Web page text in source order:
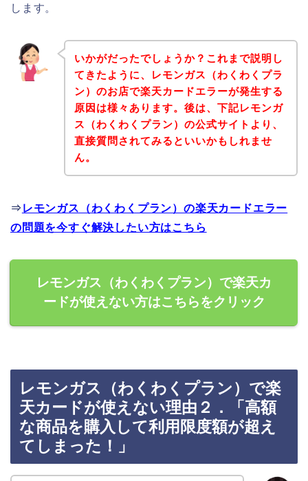
します。
いかがだったでしょうか？これまで説明し
てきたように、レモンガス（わくわくプラ
ン）のお店で楽天カードエラーが発生する
原因は様々あります。後は、下記レモンガ
ス（わくわくプラン）の公式サイトより、
直接質問されてみるといいかもしれませ
ん。
⇒ レモンガス（わくわくプラン）の楽天カードエラー
の問題を今すぐ解決したい方はこちら
レモンガス（わくわくプラン）で楽天カ
ードが使えない方はこちらをクリック
レモンガス（わくわくプラン）で楽
天カードが使えない理由２．「高額
な商品を購入して利用限度額が超え
てしまった！」